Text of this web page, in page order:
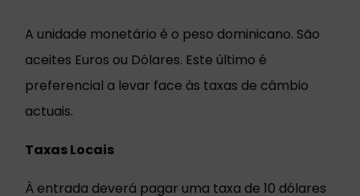
A unidade monetário é o peso dominicano. São
aceites Euros ou Dólares. Este último é
preferencial a levar face às taxas de câmbio
actuais.
Taxas Locais
À entrada deverá pagar uma taxa de 10 dólares